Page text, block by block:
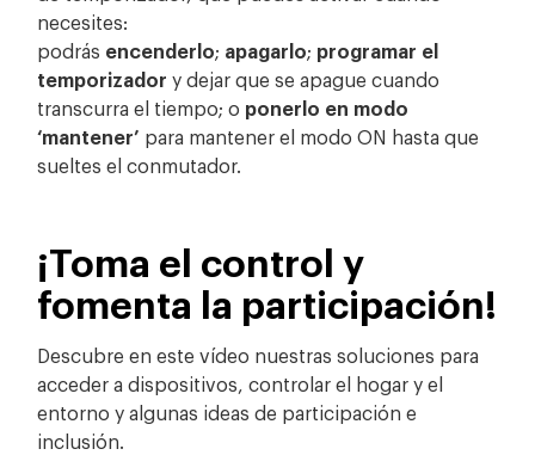
necesites:
podrás encenderlo; apagarlo; programar el
temporizador y dejar que se apague cuando
transcurra el tiempo; o ponerlo en modo
‘mantener’ para mantener el modo ON hasta que
sueltes el conmutador.
¡Toma el control y
fomenta la participación!
Descubre en este vídeo nuestras soluciones para
acceder a dispositivos, controlar el hogar y el
entorno y algunas ideas de participación e
inclusión.